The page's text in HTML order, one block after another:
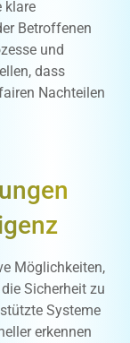
klare
Betroffenen
und
dass
Nachteilen
Möglichkeiten,
Sicherheit zu
Systeme
erkennen